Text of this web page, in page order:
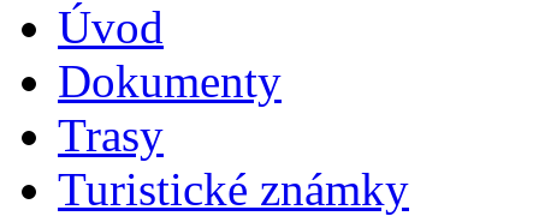
Úvod
Dokumenty
Trasy
Turistické známky